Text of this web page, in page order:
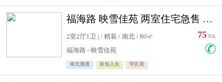
福海路 映雪佳苑 两室住宅急售 可公积金贷款
2室2厅1卫 | / 精装 / 南北 / 80㎡
福海路 - 映雪佳苑
南北通透 拎包入住 学区房
75 万元